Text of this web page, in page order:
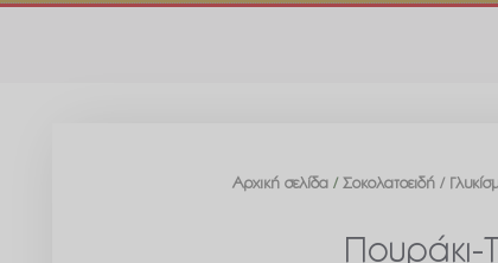
Αρχική σελίδα/ Σοκολατοειδή /
Πουράκι-